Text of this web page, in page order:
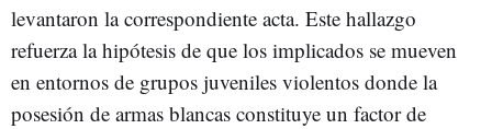
levantaron la correspondiente acta. Este hallazgo
refuerza la hipótesis de que los implicados se mueven
en entornos de grupos juveniles violentos donde la
posesión de armas blancas constituye un factor de